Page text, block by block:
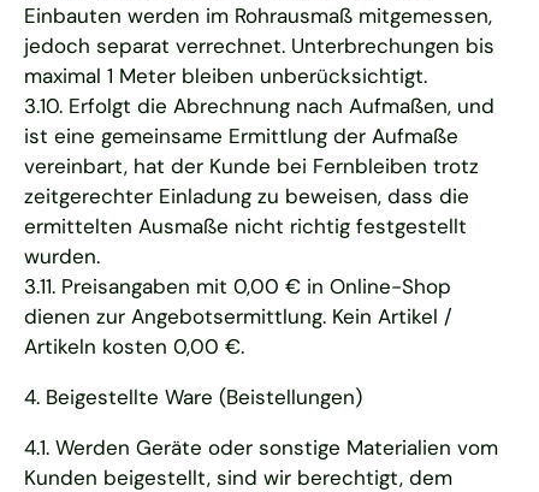
Einbauten werden im Rohrausmaß mitgemessen,
jedoch separat verrechnet. Unterbrechungen bis
maximal 1 Meter bleiben unberücksichtigt.
3.10. Erfolgt die Abrechnung nach Aufmaßen, und
ist eine gemeinsame Ermittlung der Aufmaße
vereinbart, hat der Kunde bei Fernbleiben trotz
zeitgerechter Einladung zu beweisen, dass die
ermittelten Ausmaße nicht richtig festgestellt
wurden.
3.11. Preisangaben mit 0,00 € in Online-Shop
dienen zur Angebotsermittlung. Kein Artikel /
Artikeln kosten 0,00 €.
4. Beigestellte Ware (Beistellungen)
4.1. Werden Geräte oder sonstige Materialien vom
Kunden beigestellt, sind wir berechtigt, dem